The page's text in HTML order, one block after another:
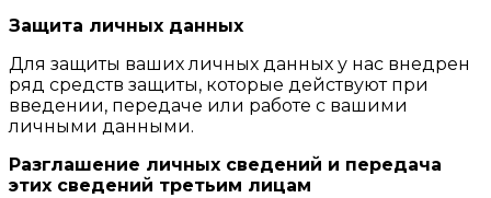
Защита личных данных
Для защиты ваших личных данных у нас внедрен
ряд средств защиты, которые действуют при
введении, передаче или работе с вашими
личными данными.
Разглашение личных сведений и передача
этих сведений третьим лицам